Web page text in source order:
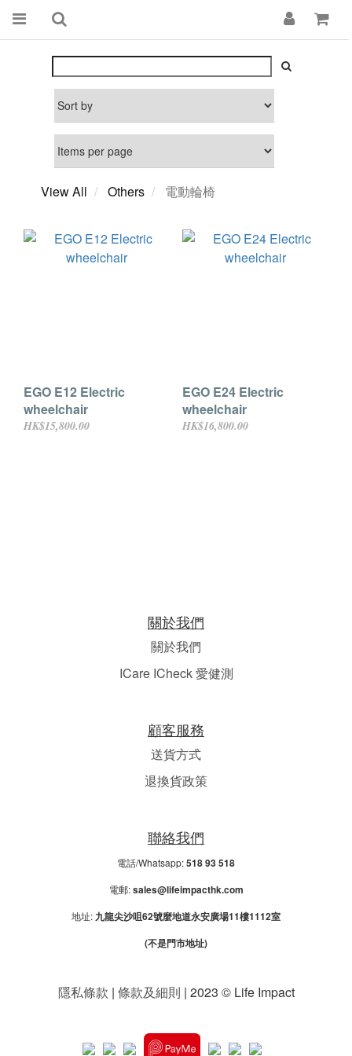
View All Others 電動輪椅
EGO E12 Electric
wheelchair
HK$15,800.00
EGO E24 Electric
wheelchair
HK$16,800.00
關於我們
關於我們
ICare ICheck 愛健測
顧客服務
送貨方式
退換貨政策
聯絡我們
電話/Whatsapp:518 93 518
電郵:sales@lifeimpacthk.com
地址: 九龍尖沙咀62號麼地道永安廣場11樓1112室
(不是門市地址)
隱私條款 | 條款及細則 | 2023 © Life Impact